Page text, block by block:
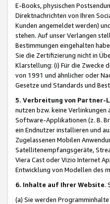
E-Books, physischen
Direktnachrichten von Ihren
Kunden angemeldet werden)
stehen. Auf unser Verlangen
Bestimmungen eingehalten
Sie die Zertifizierung nicht in
Klarstellung: (i) Für die Zwecke
von 1991 und ähnlicher oder
Gesetze und Standards und
5. Verbreitung von Partner-
nutzen bzw. keine
Software-Applikationen (z. B.
ein Endnutzer installieren und
Zugelassenen Mobilen
Satellitenempfangsgeräte,
Viera Cast oder Vizio Internet
Entwicklung von Modellen des
6. Inhalte auf Ihrer Website.
(a) Sie werden